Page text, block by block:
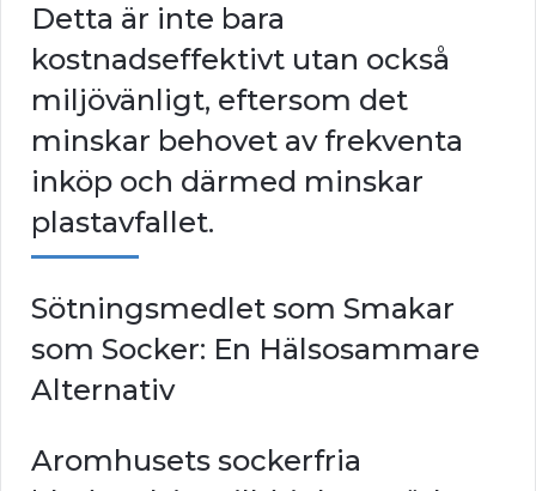
Detta är inte bara
kostnadseffektivt utan också
miljövänligt, eftersom det
minskar behovet av frekventa
inköp och därmed minskar
plastavfallet.
Sötningsmedlet som Smakar
som Socker: En Hälsosammare
Alternativ
Aromhusets sockerfria